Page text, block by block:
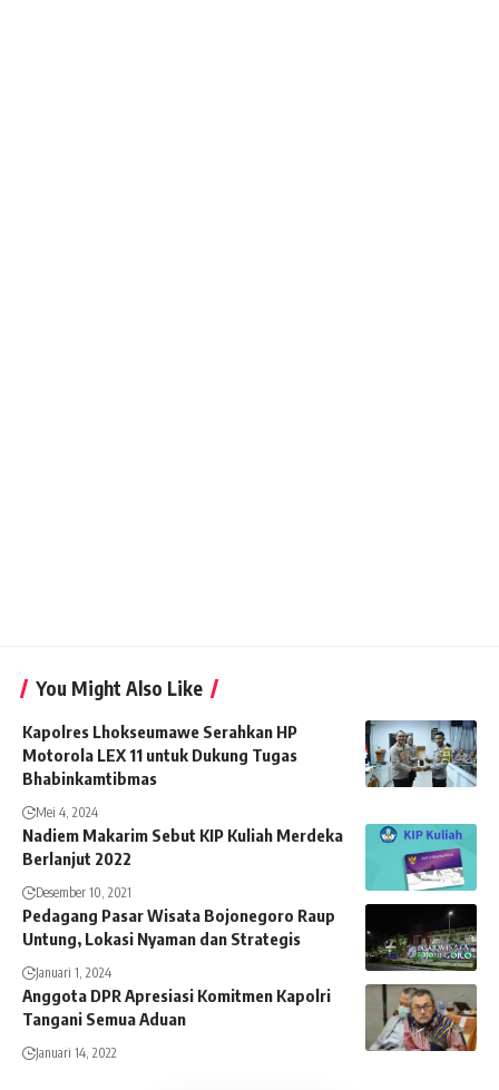
You Might Also Like
Kapolres Lhokseumawe Serahkan HP
Motorola LEX 11 untuk Dukung Tugas
Bhabinkamtibmas
Mei 4, 2024
Nadiem Makarim Sebut KIP Kuliah Merdeka
Berlanjut 2022
Desember 10, 2021
Pedagang Pasar Wisata Bojonegoro Raup
Untung, Lokasi Nyaman dan Strategis
Januari 1, 2024
Anggota DPR Apresiasi Komitmen Kapolri
Tangani Semua Aduan
Januari 14, 2022